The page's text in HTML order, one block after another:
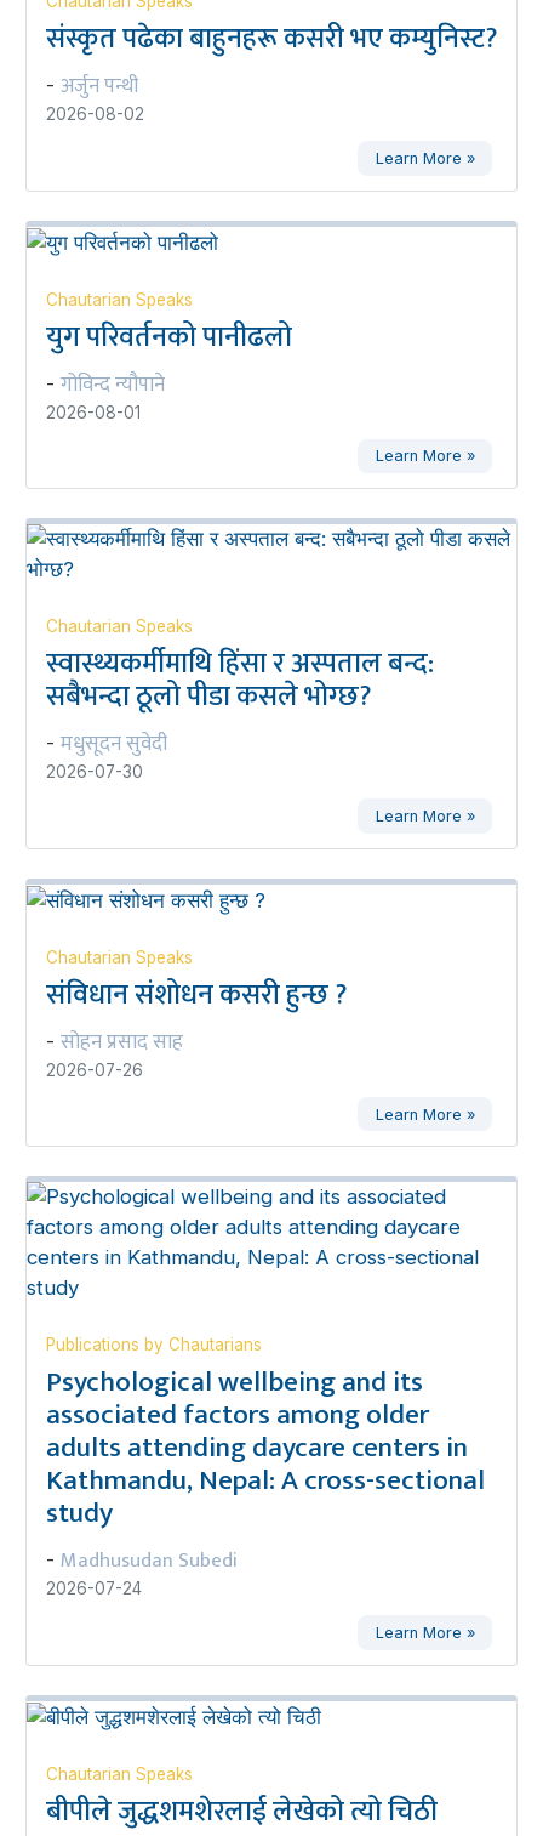
संस्कृत पढेका बाहुनहरू कसरी भए कम्युनिस्ट?
- अर्जुन पन्थी
2026-08-02
Learn More »
Chautarian Speaks
युग परिवर्तनको पानीढलो
- गोविन्द न्यौपाने
2026-08-01
Learn More »
Chautarian Speaks
स्वास्थ्यकर्मीमाथि हिंसा र अस्पताल बन्द:
सबैभन्दा ठूलो पीडा कसले भोग्छ?
- मधुसूदन सुवेदी
2026-07-30
Learn More »
Chautarian Speaks
संविधान संशोधन कसरी हुन्छ ?
- सोहन प्रसाद साह
2026-07-26
Learn More »
Publications by Chautarians
Psychological wellbeing and its
associated factors among older
adults attending daycare centers in
Kathmandu, Nepal: A cross-sectional
study
- Madhusudan Subedi
2026-07-24
Learn More »
Chautarian Speaks
बीपीले जुद्धशमशेरलाई लेखेको त्यो चिठी